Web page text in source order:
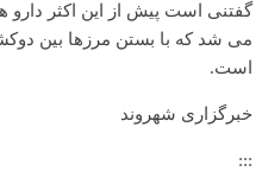
گفتنی است پیش از این اکثر دارو
می شد که با بستن مرزها بین
است.
خبرگزاری شهروند
:::